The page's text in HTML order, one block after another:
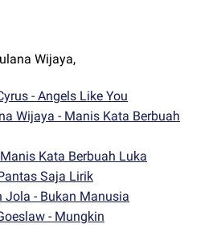
Wijaya,
- Angels Like You
Wijaya - Manis Kata Berbuah
Kata Berbuah Luka
Saja Lirik
Jola - Bukan Manusia
- Mungkin